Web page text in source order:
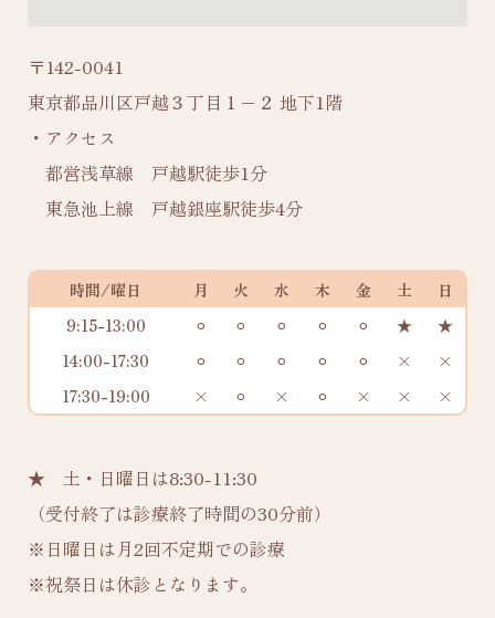
〒142-0041
東京都品川区戸越３丁目１−２ 地下1階
・アクセス
都営浅草線 戸越駅徒歩1分
東急池上線 戸越銀座駅徒歩4分
時間/曜日 月 火 水 木 金 土
日
9:15-13:00
⚪︎ ⚪︎ ⚪︎ ⚪︎ ⚪︎ ★
★
14:00-17:30
⚪︎ ⚪︎ ⚪︎ ⚪︎ ⚪︎ ×
×
17:30-19:00
× ⚪︎ × ⚪︎ × × ×
★ 土・日曜日は8:30-11:30
（受付終了は診療終了時間の30分前）
※日曜日は月2回不定期での診療
※祝祭日は休診となります。